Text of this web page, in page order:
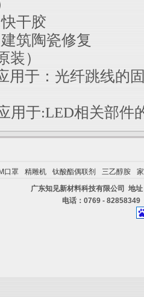
干胶
筑陶瓷修复
装）
用于：光纤跳线的
于:LED相关部件
口罩 精雕机 钛酸酯偶联剂 三乙醇胺
广东知见新材料科技有限公司 地
电话：0769 -